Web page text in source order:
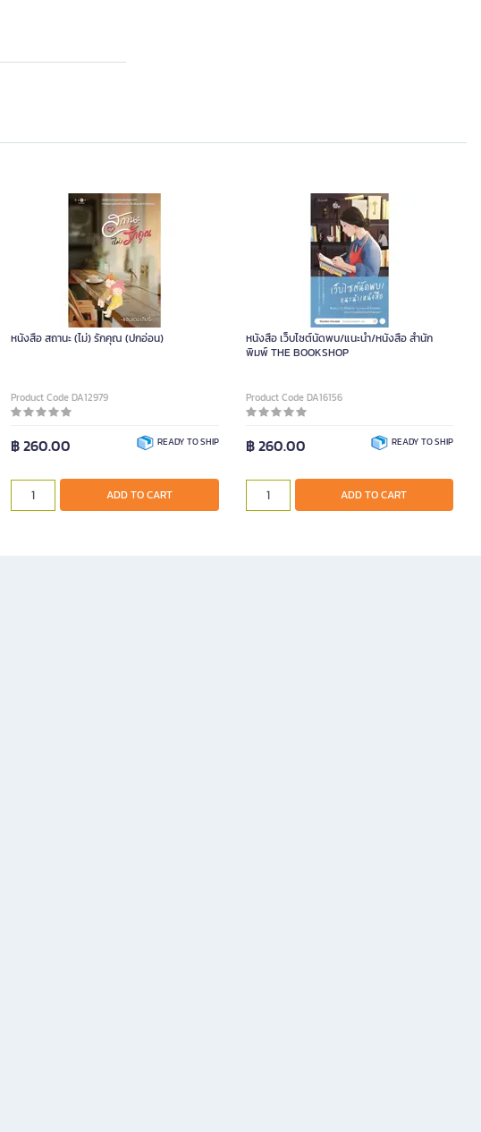
หนังสือ สถานะ (ไม่) รักคุณ (ปกอ่อน)
Product Code DA12979
฿ 260.00 READY TO SHIP
ADD TO CART
หนังสือ เว็บไซต์นัดพบ/แนะนำ/หนังสือ สำนัก
พิมพ์ THE BOOKSHOP
Product Code DA16156
฿ 260.00 READY TO SHIP
ADD TO CART